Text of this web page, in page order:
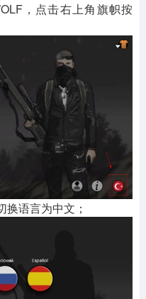
，点击右上角旗帜按
语言为中文；